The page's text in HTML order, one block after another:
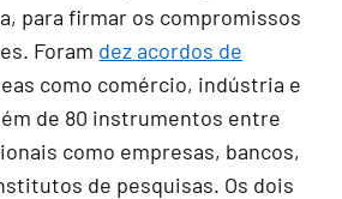
para firmar os compromissos
Foram dez acordos de
como comércio, indústria e
de 80 instrumentos entre
como empresas, bancos,
de pesquisas. Os dois